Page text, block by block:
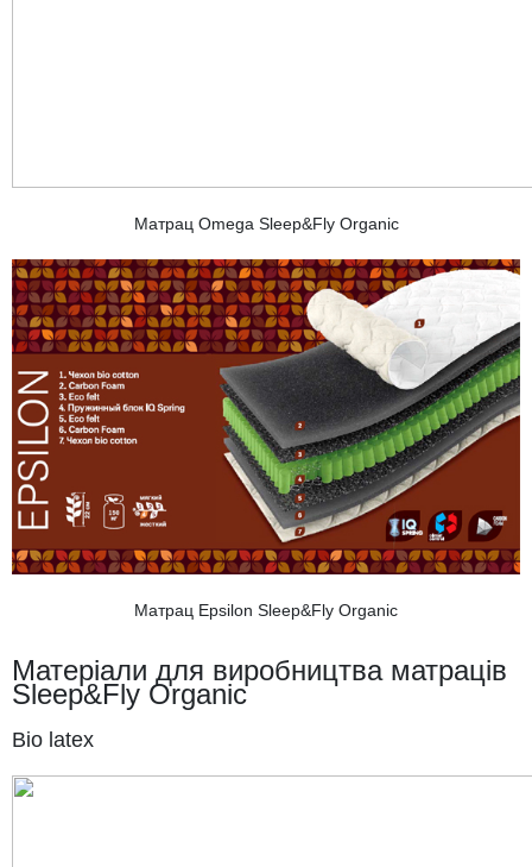
Матрац Omega Sleep&Fly Organic
Матрац Epsilon Sleep&Fly Organic
Матеріали для виробництва матраців
Sleep&Fly Organic
Bio latex